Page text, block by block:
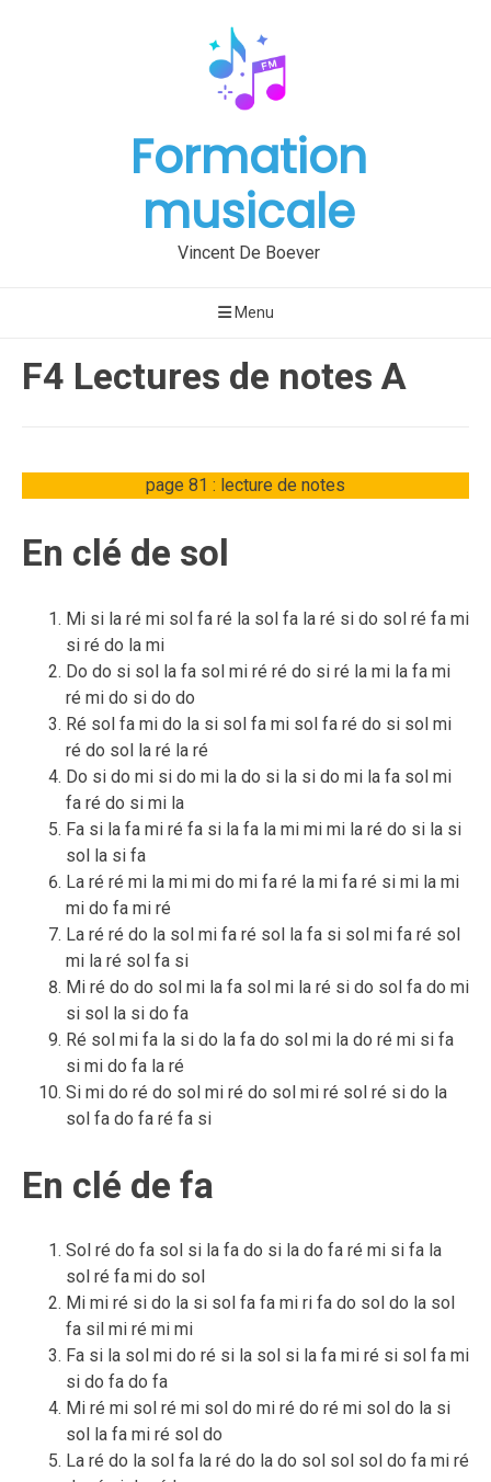
Formation
musicale
Vincent De Boever
Menu
F4 Lectures de notes A
2020
page 81 : lecture de notes
En clé de sol
Mi si la ré mi sol fa ré la sol fa la ré si do sol ré fa mi
si ré do la mi
Do do si sol la fa sol mi ré ré do si ré la mi la fa mi
ré mi do si do do
Ré sol fa mi do la si sol fa mi sol fa ré do si sol mi
ré do sol la ré la ré
Do si do mi si do mi la do si la si do mi la fa sol mi
fa ré do si mi la
Fa si la fa mi ré fa si la fa la mi mi mi la ré do si la si
sol la si fa
La ré ré mi la mi mi do mi fa ré la mi fa ré si mi la mi
mi do fa mi ré
La ré ré do la sol mi fa ré sol la fa si sol mi fa ré sol
mi la ré sol fa si
Mi ré do do sol mi la fa sol mi la ré si do sol fa do mi
si sol la si do fa
Ré sol mi fa la si do la fa do sol mi la do ré mi si fa
si mi do fa la ré
Si mi do ré do sol mi ré do sol mi ré sol ré si do la
sol fa do fa ré fa si
En clé de fa
Sol ré do fa sol si la fa do si la do fa ré mi si fa la
sol ré fa mi do sol
Mi mi ré si do la si sol fa fa mi ri fa do sol do la sol
fa sil mi ré mi mi
Fa si la sol mi do ré si la sol si la fa mi ré si sol fa mi
si do fa do fa
Mi ré mi sol ré mi sol do mi ré do ré mi sol do la si
sol la fa mi ré sol do
La ré do la sol fa la ré do la do sol sol sol do fa mi ré